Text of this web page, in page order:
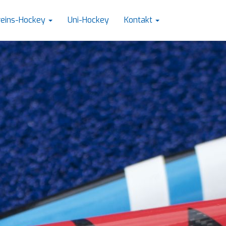
Hockey Uni-Hockey Kontakt